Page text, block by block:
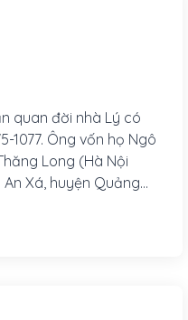
quan đời nhà Lý có
họ Ngô
Long (Hà Nội
Xá, huyện Quảng